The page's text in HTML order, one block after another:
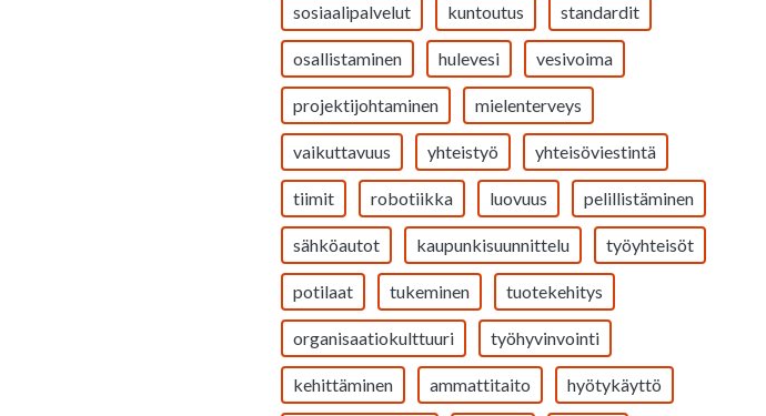
sosiaalipalvelut kuntoutus standardit
osallistaminen hulevesi vesivoima
projektijohtaminen mielenterveys
vaikuttavuus yhteistyö yhteisöviestintä
tiimit robotiikka luovuus pelillistäminen
sähköautot kaupunkisuunnittelu työyhteisöt
potilaat tukeminen tuotekehitys
organisaatiokulttuuri työhyvinvointi
kehittäminen ammattitaito hyötykäyttö